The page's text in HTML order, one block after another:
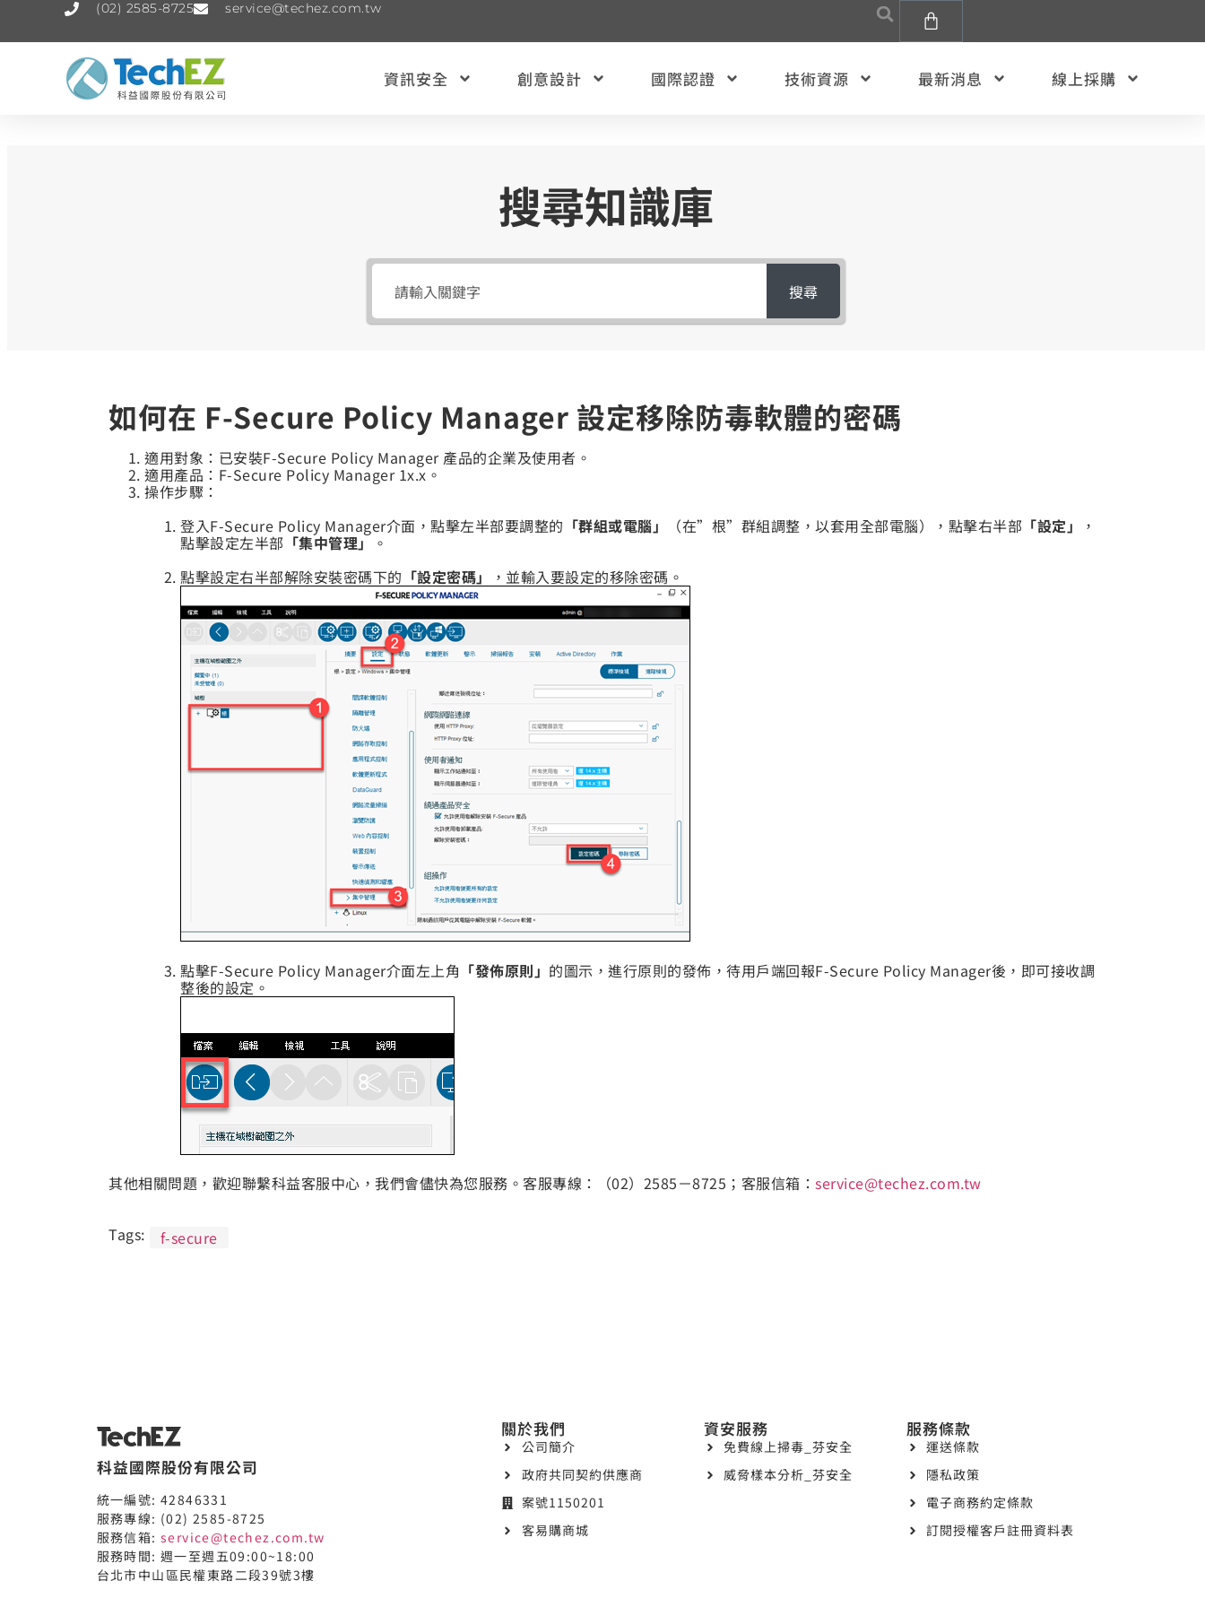
(02) 2585-8725 service@techez.com.tw
資訊安全 創意設計 國際認證 技術資源 最新消息 線上採購
搜尋知識庫
搜尋
如何在 F-Secure Policy Manager 設定移除防毒軟體的密碼
適用對象：已安裝F-Secure Policy Manager 產品的企業及使用者。
適用產品：F-Secure Policy Manager 1x.x。
操作步驟：
登入F-Secure Policy Manager介面，點擊左半部要調整的 「群組或電腦」 （在”根”群組調整，以套用全部電腦），點擊右半部 「設定」 ，
點擊設定左半部 「集中管理」 。
點擊設定右半部解除安裝密碼下的 「設定密碼」 ，並輸入要設定的移除密碼。
點擊F-Secure Policy Manager介面左上角 「發佈原則」 的圖示，進行原則的發佈，待用戶端回報F-Secure Policy Manager後，即可接收調
整後的設定。
其他相關問題，歡迎聯繫科益客服中心，我們會儘快為您服務。客服專線：（02）2585－8725；客服信箱： service@techez.com.tw
Tags: f-secure
科益國際股份有限公司
統一編號: 42846331
服務專線: (02) 2585-8725
服務信箱: service@techez.com.tw
服務時間: 週一至週五09:00~18:00
台北市中山區民權東路二段39號3樓
關於我們
公司簡介
政府共同契約供應商
案號1150201
客易購商城
資安服務
免費線上掃毒_芬安全
威脅樣本分析_芬安全
服務條款
運送條款
隱私政策
電子商務約定條款
訂閱授權客戶註冊資料表